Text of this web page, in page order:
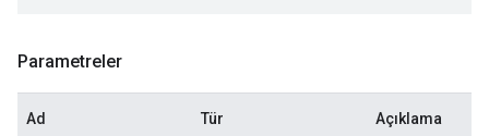
Parametreler
Ad Tür Açıklama